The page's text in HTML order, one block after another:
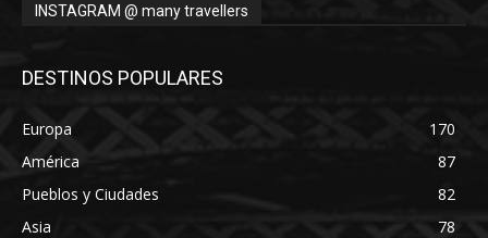
INSTAGRAM @ many travellers
DESTINOS POPULARES
Europa
170
América
87
Pueblos y Ciudades
82
Asia
78